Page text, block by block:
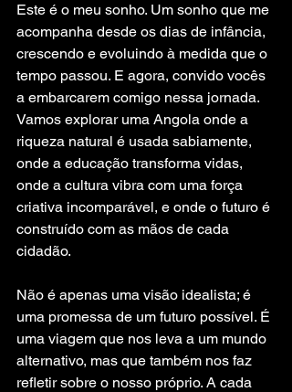
Este é o meu sonho. Um sonho que me
acompanha desde os dias de infância,
crescendo e evoluindo à medida que o
tempo passou. E agora, convido vocês
a embarcarem comigo nessa jornada.
Vamos explorar uma Angola onde a
riqueza natural é usada sabiamente,
onde a educação transforma vidas,
onde a cultura vibra com uma força
criativa incomparável, e onde o futuro é
construído com as mãos de cada
cidadão.
Não é apenas uma visão idealista; é
uma promessa de um futuro possível. É
uma viagem que nos leva a um mundo
alternativo, mas que também nos faz
refletir sobre o nosso próprio. A cada